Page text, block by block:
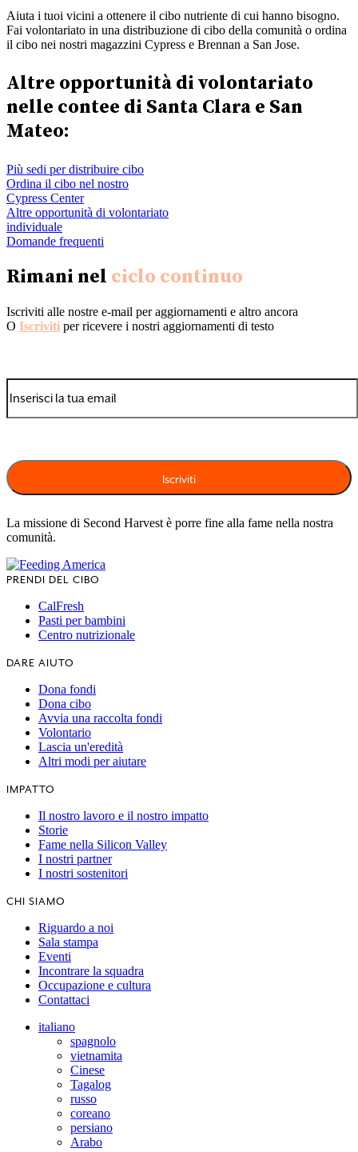
Aiuta i tuoi vicini a ottenere il cibo nutriente di cui hanno bisogno.
Fai volontariato in una distribuzione di cibo della comunità o ordina
il cibo nei nostri magazzini Cypress e Brennan a San Jose.
Altre opportunità di volontariato
nelle contee di Santa Clara e San
Mateo:
Più sedi per distribuire cibo
Ordina il cibo nel nostro
Cypress Center
Altre opportunità di volontariato
individuale
Domande frequenti
Rimani nel ciclo continuo
Iscriviti alle nostre e-mail per aggiornamenti e altro ancora
O Iscriviti per ricevere i nostri aggiornamenti di testo
La missione di Second Harvest è porre fine alla fame nella nostra
comunità.
PRENDI DEL CIBO
CalFresh
Pasti per bambini
Centro nutrizionale
DARE AIUTO
Dona fondi
Dona cibo
Avvia una raccolta fondi
Volontario
Lascia un'eredità
Altri modi per aiutare
IMPATTO
Il nostro lavoro e il nostro impatto
Storie
Fame nella Silicon Valley
I nostri partner
I nostri sostenitori
CHI SIAMO
Riguardo a noi
Sala stampa
Eventi
Incontrare la squadra
Occupazione e cultura
Contattaci
italiano
spagnolo
vietnamita
Cinese
Tagalog
russo
coreano
persiano
Arabo